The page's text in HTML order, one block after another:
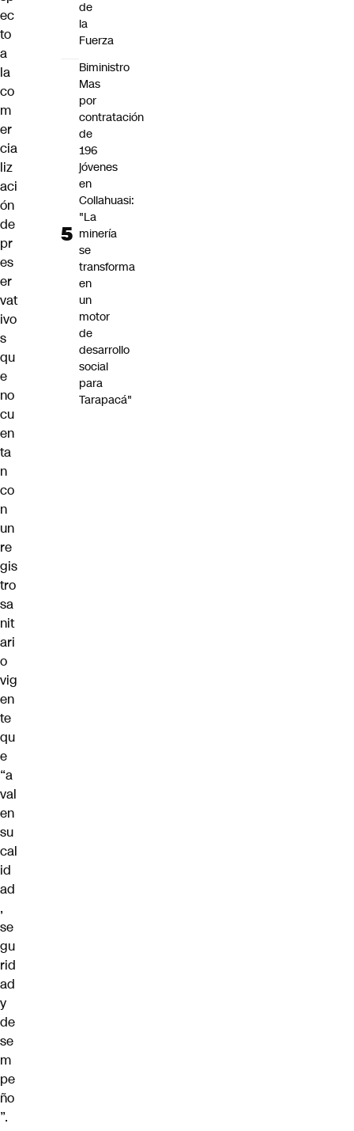
ec
to
a
la
co
m
er
cia
liz
aci
ón
de
pr
es
er
vat
ivo
s
qu
e
no
cu
en
ta
n
co
n
un
re
gis
tro
sa
nit
ari
o
vig
en
te
qu
e
“a
val
en
su
cal
id
ad
,
se
gu
rid
ad
y
de
se
m
pe
ño
”.
de
la
Fuerza
Biministro
Mas
por
contratación
de
196
jóvenes
en
Collahuasi:
"La
minería
se
transforma
en
un
motor
de
desarrollo
social
para
Tarapacá"